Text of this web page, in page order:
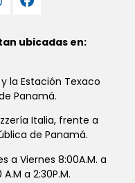
ubicadas en:
la Estación Texaco
Panamá.
Italia, frente a
de Panamá.
a Viernes 8:00A.M. a
a 2:30P.M.